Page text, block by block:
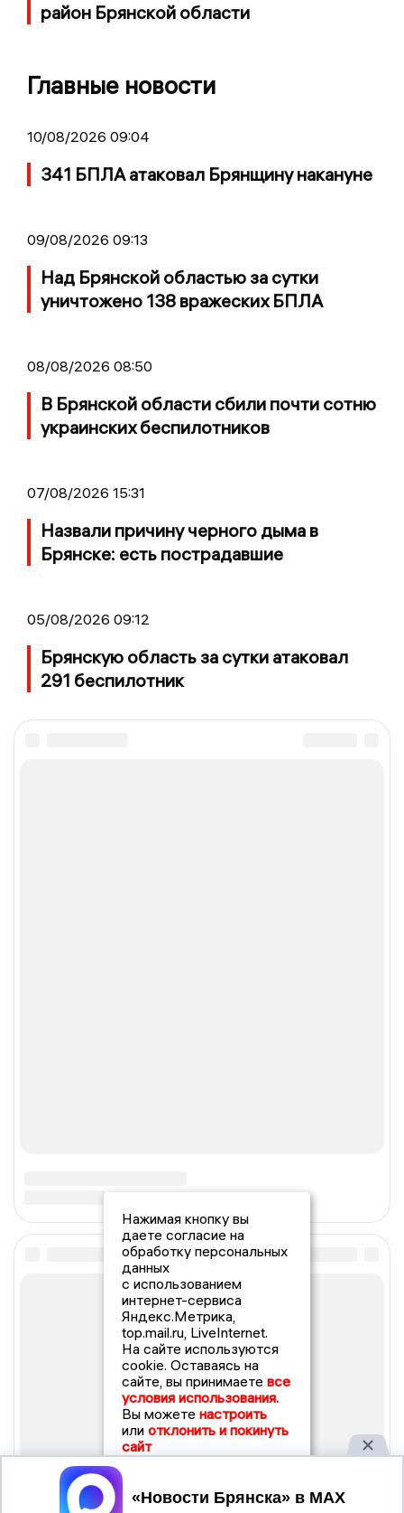
район Брянской области
Главные новости
10/08/2026 09:04
341 БПЛА атаковал Брянщину накануне
09/08/2026 09:13
Над Брянской областью за сутки
уничтожено 138 вражеских БПЛА
08/08/2026 08:50
В Брянской области сбили почти сотню
украинских беспилотников
07/08/2026 15:31
Назвали причину черного дыма в
Брянске: есть пострадавшие
05/08/2026 09:12
Брянскую область за сутки атаковал
291 беспилотник
Нажимая кнопку вы
даете согласие на
обработку персональных
данных
с использованием
интернет-сервиса
Яндекс.Метрика,
top.mail.ru, LiveInternet.
На сайте используются
cookie. Оставаясь на
сайте, вы принимаете все
условия использования.
Вы можете настроить
или отклонить и покинуть
сайт
Принять